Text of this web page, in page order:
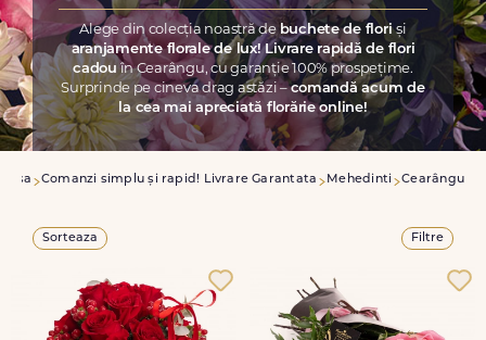
Alege din colecția noastră de buchete de floriși
aranjamente florale de lux! Livrare rapidă de flori
cadouîn Cearângu, cu garanție 100% prospețime.
Surprinde pe cineva drag astăzi –comandă acum de
la cea mai apreciată florărie online!
Comanzi simplu și rapid! Livrare Garantata Mehedinti Cearângu
Sorteaza Filtre